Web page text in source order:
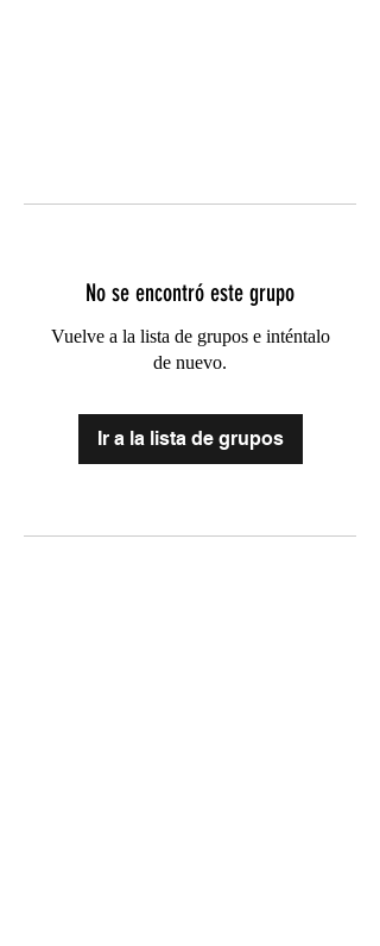
No se encontró este grupo
Vuelve a la lista de grupos e inténtalo
de nuevo.
Ir a la lista de grupos